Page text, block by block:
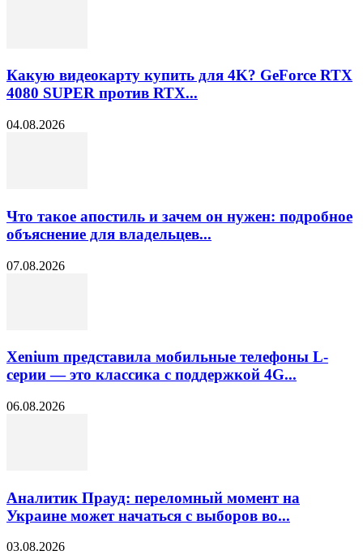
Какую видеокарту купить для 4K? GeForce RTX
4080 SUPER против RTX...
04.08.2026
Что такое апостиль и зачем он нужен: подробное
объяснение для владельцев...
07.08.2026
Xenium представила мобильные телефоны L-
серии — это классика с поддержкой 4G...
06.08.2026
Аналитик Прауд: переломный момент на
Украине может начаться с выборов во...
03.08.2026